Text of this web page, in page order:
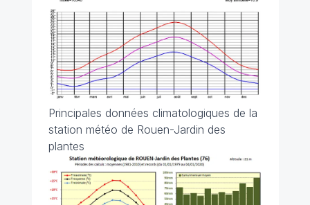
Principales données climatologiques de la
station météo de Rouen-Jardin des
plantes